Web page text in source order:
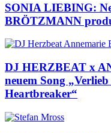
SONIA LIEBING:
BRÖTZMANN
DJ HERZBEAT x
neuem Song
Heartbreaker“